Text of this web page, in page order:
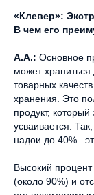
«Клевер»:
В чем его
А.А.: Основное
может
товарных
хранения. Это
продукт,
усваивается.
надои до 40%
Высокий процент
(около 90%) и